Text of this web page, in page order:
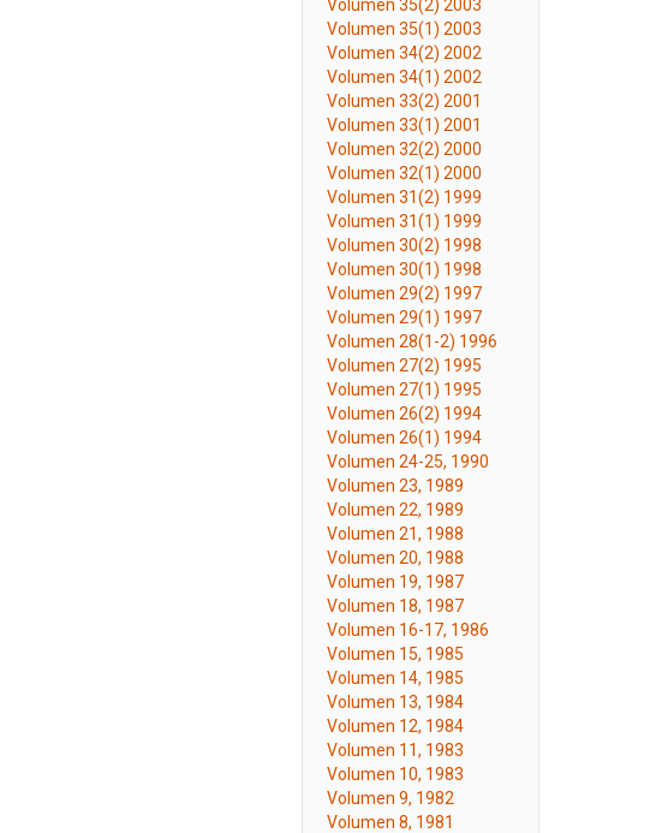
Volumen 35(2) 2003
Volumen 35(1) 2003
Volumen 34(2) 2002
Volumen 34(1) 2002
Volumen 33(2) 2001
Volumen 33(1) 2001
Volumen 32(2) 2000
Volumen 32(1) 2000
Volumen 31(2) 1999
Volumen 31(1) 1999
Volumen 30(2) 1998
Volumen 30(1) 1998
Volumen 29(2) 1997
Volumen 29(1) 1997
Volumen 28(1-2) 1996
Volumen 27(2) 1995
Volumen 27(1) 1995
Volumen 26(2) 1994
Volumen 26(1) 1994
Volumen 24-25, 1990
Volumen 23, 1989
Volumen 22, 1989
Volumen 21, 1988
Volumen 20, 1988
Volumen 19, 1987
Volumen 18, 1987
Volumen 16-17, 1986
Volumen 15, 1985
Volumen 14, 1985
Volumen 13, 1984
Volumen 12, 1984
Volumen 11, 1983
Volumen 10, 1983
Volumen 9, 1982
Volumen 8, 1981